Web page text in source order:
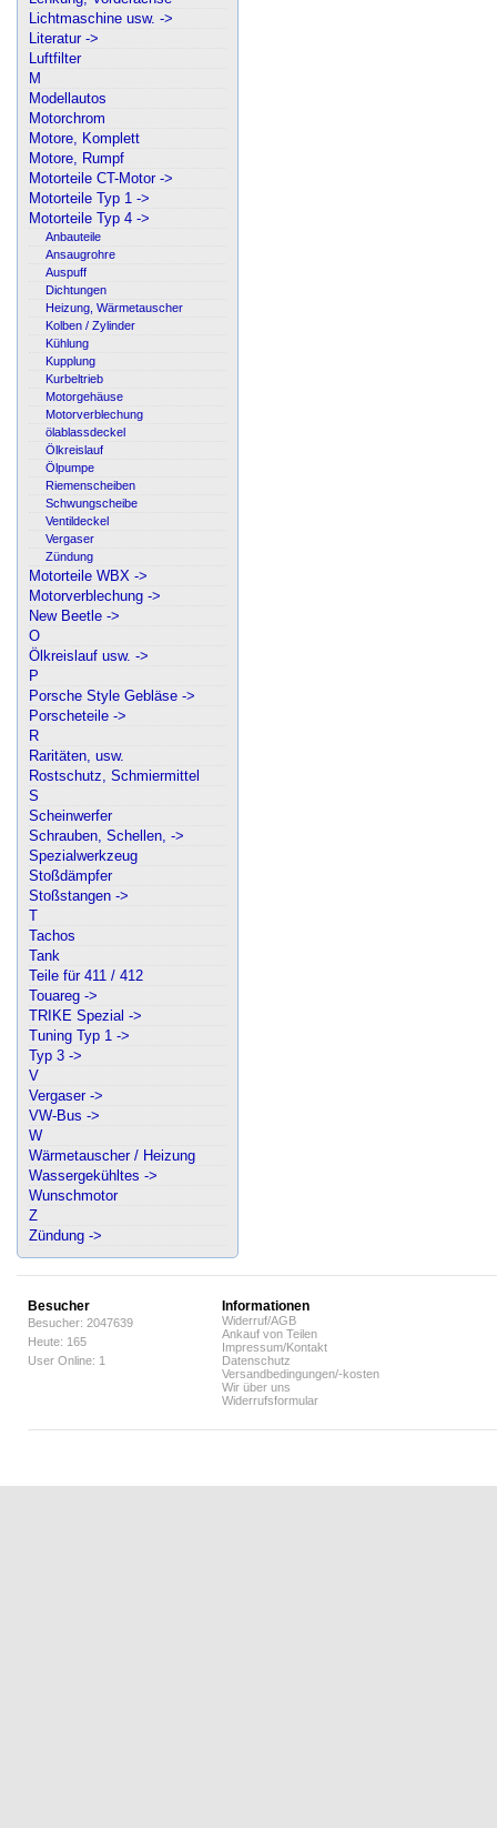
Lichtmaschine usw. ->
Literatur ->
Luftfilter
M
Modellautos
Motorchrom
Motore, Komplett
Motore, Rumpf
Motorteile CT-Motor ->
Motorteile Typ 1 ->
Motorteile Typ 4 ->
Anbauteile
Ansaugrohre
Auspuff
Dichtungen
Heizung, Wärmetauscher
Kolben / Zylinder
Kühlung
Kupplung
Kurbeltrieb
Motorgehäuse
Motorverblechung
ölablassdeckel
Ölkreislauf
Ölpumpe
Riemenscheiben
Schwungscheibe
Ventildeckel
Vergaser
Zündung
Motorteile WBX ->
Motorverblechung ->
New Beetle ->
O
Ölkreislauf usw. ->
P
Porsche Style Gebläse ->
Porscheteile ->
R
Raritäten, usw.
Rostschutz, Schmiermittel
S
Scheinwerfer
Schrauben, Schellen, ->
Spezialwerkzeug
Stoßdämpfer
Stoßstangen ->
T
Tachos
Tank
Teile für 411 / 412
Touareg ->
TRIKE Spezial ->
Tuning Typ 1 ->
Typ 3 ->
V
Vergaser ->
VW-Bus ->
W
Wärmetauscher / Heizung
Wassergekühltes ->
Wunschmotor
Z
Zündung ->
Besucher
Besucher: 2047639
Heute: 165
User Online: 1
Informationen
Widerruf/AGB
Ankauf von Teilen
Impressum/Kontakt
Datenschutz
Versandbedingungen/-kosten
Wir über uns
Widerrufsformular